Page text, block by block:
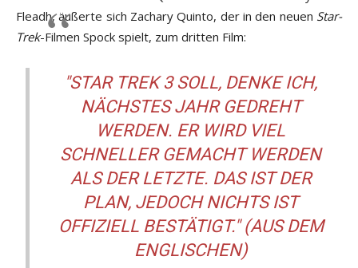
Fleadh, äußerte sich Zachary Quinto, der in den neuen Star-
Trek-Filmen Spock spielt, zum dritten Film:
"STAR TREK 3 SOLL, DENKE ICH,
NÄCHSTES JAHR GEDREHT
WERDEN. ER WIRD VIEL
SCHNELLER GEMACHT WERDEN
ALS DER LETZTE. DAS IST DER
PLAN, JEDOCH NICHTS IST
OFFIZIELL BESTÄTIGT."(AUS DEM
ENGLISCHEN)